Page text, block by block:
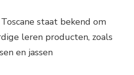
staat bekend om
leren producten, zoals
en jassen